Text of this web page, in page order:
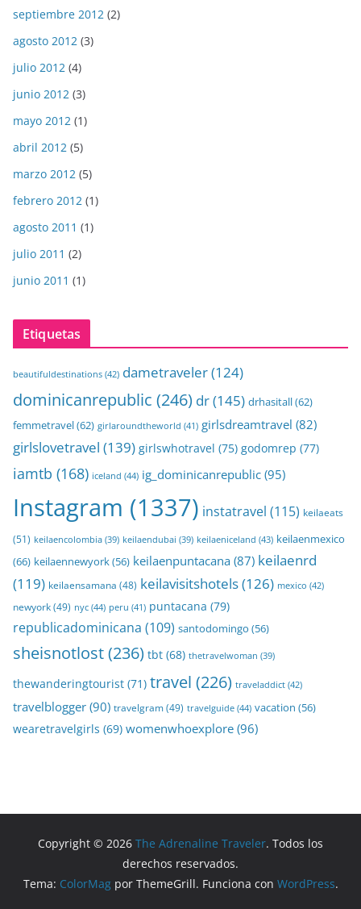
septiembre 2012 (2)
agosto 2012 (3)
julio 2012 (4)
junio 2012 (3)
mayo 2012 (1)
abril 2012 (5)
marzo 2012 (5)
febrero 2012 (1)
agosto 2011 (1)
julio 2011 (2)
junio 2011 (1)
Etiquetas
beautifuldestinations (42) dametraveler(124)
dominicanrepublic (246) dr(145) drhasitall(62)
femmetravel(62) girlaroundtheworld (41) girlsdreamtravel (82)
girlslovetravel (139) girlswhotravel (75) godomrep (77)
iamtb (168) iceland (44) ig_dominicanrepublic (95)
Instagram (1337) instatravel (115) keilaeats
(51) keilaencolombia (39) keilaendubai (39) keilaeniceland (43) keilaenmexico
(66) keilaennewyork(56) keilaenpuntacana (87) keilaenrd
(119) keilaensamana (48) keilavisitshotels(126) mexico (42)
newyork(49) nyc (44) peru (41) puntacana (79)
republicadominicana (109) santodomingo (56)
sheisnotlost(236) tbt (68) thetravelwoman (39)
thewanderingtourist (71) travel (226) traveladdict (42)
travelblogger (90) travelgram(49) travelguide (44) vacation (56)
wearetravelgirls (69) womenwhoexplore(96)
Copyright © 2026 The Adrenaline Traveler. Todos los
derechos reservados.
Tema: ColorMagpor ThemeGrill. Funciona con WordPress.